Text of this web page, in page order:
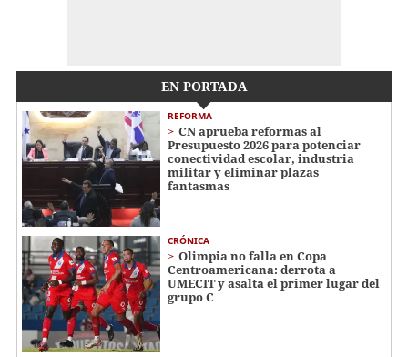
EN PORTADA
REFORMA
CN aprueba reformas al
Presupuesto 2026 para potenciar
conectividad escolar, industria
militar y eliminar plazas
fantasmas
CRÓNICA
Olimpia no falla en Copa
Centroamericana: derrota a
UMECIT y asalta el primer lugar del
grupo C